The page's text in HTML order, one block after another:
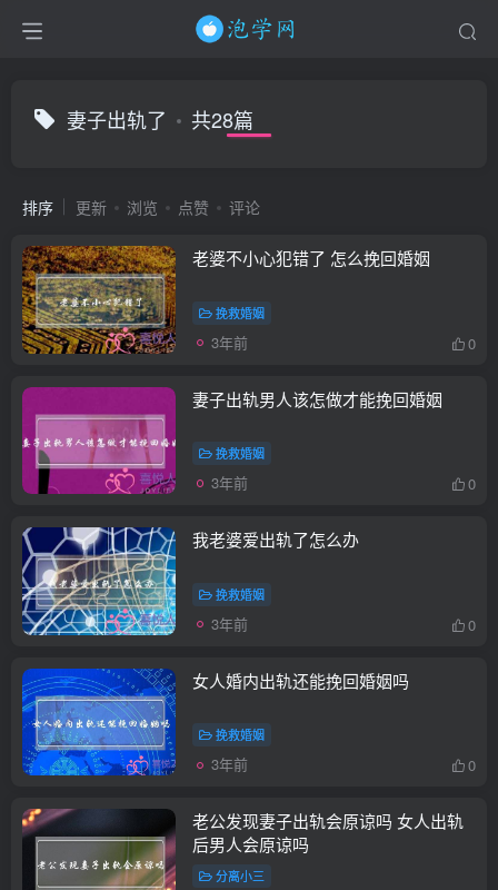
妻子出轨了 共28篇
排序 更新 浏览 点赞 评论
老婆不小心犯错了 怎么挽回婚姻
挽救婚姻
3年前 0
妻子出轨男人该怎做才能挽回婚姻
挽救婚姻
3年前 0
我老婆爱出轨了怎么办
挽救婚姻
3年前 0
女人婚内出轨还能挽回婚姻吗
挽救婚姻
3年前 0
老公发现妻子出轨会原谅吗 女人出轨
后男人会原谅吗
分离小三